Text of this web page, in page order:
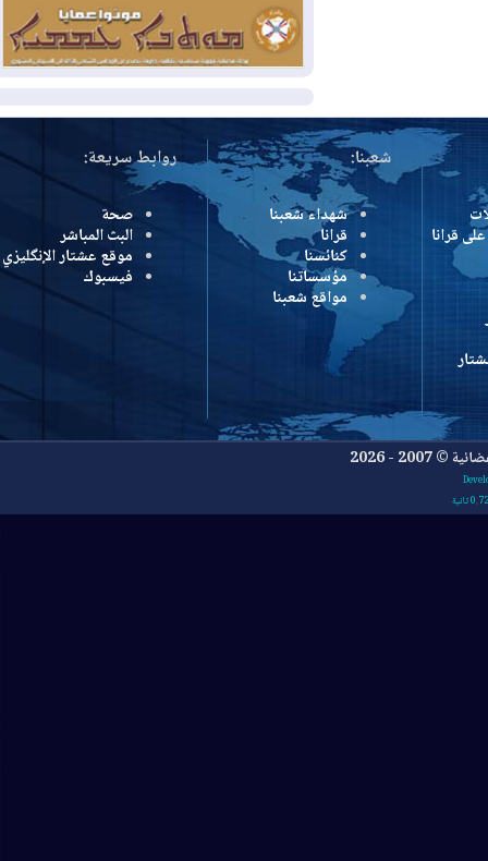
2026-08-02دمشق وعمّان تحذران بغداد:
أي هجوم من أراضي العراق سيواجه برد
المزيد
شعبنا:
شهداء شعبنا
قرانا
كنائسنا
مؤسساتنا
مواقع شعبنا
روابط سريعة:
صحة
البث المباشر
موقع عشتار الإنگليزي
فيسبوك
2026